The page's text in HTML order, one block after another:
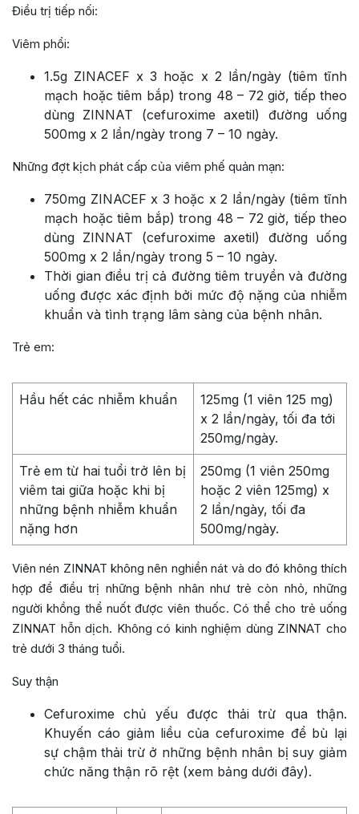
Điều trị tiếp nối:
Viêm phổi:
1.5g ZINACEF x 3 hoặc x 2 lần/ngày (tiêm tĩnh
mạch hoặc tiêm bắp) trong 48 – 72 giờ, tiếp theo
dùng ZINNAT (cefuroxime axetil) đường uống
500mg x 2 lần/ngày trong 7 – 10 ngày.
Những đợt kịch phát cấp của viêm phế quản mạn:
750mg ZINACEF x 3 hoặc x 2 lần/ngày (tiêm tĩnh
mạch hoặc tiêm bắp) trong 48 – 72 giờ, tiếp theo
dùng ZINNAT (cefuroxime axetil) đường uống
500mg x 2 lần/ngày trong 5 – 10 ngày.
Thời gian điều trị cả đường tiêm truyền và đường
uống được xác định bởi mức độ nặng của nhiễm
khuẩn và tình trạng lâm sàng của bệnh nhân.
Trẻ em:
Hầu hết các nhiễm khuẩn
125mg (1 viên 125 mg)
x 2 lần/ngày, tối đa tới
250mg/ngày.
Trẻ em từ hai tuổi trở lên bị
viêm tai giữa hoặc khi bị
những bệnh nhiễm khuẩn
nặng hơn
250mg (1 viên 250mg
hoặc 2 viên 125mg) x
2 lần/ngày, tối đa
500mg/ngày.
Viên nén ZINNAT không nên nghiền nát và do đó không thích
hợp để điều trị những bệnh nhân như trẻ còn nhỏ, những
người khồng thể nuốt được viên thuốc. Có thể cho trẻ uống
ZINNAT hỗn dịch. Không có kinh nghiệm dùng ZINNAT cho
trẻ dưới 3 tháng tuổi.
Suy thận
Cefuroxime chủ yếu được thải trừ qua thận.
Khuyến cáo giảm liều của cefuroxime để bù lại
sự chậm thải trừ ở những bệnh nhân bị suy giảm
chức năng thận rõ rệt (xem bảng dưới đây).